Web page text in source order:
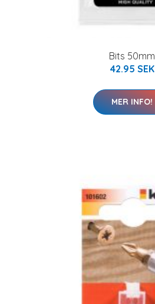
Bits 50mm
42.95 SEK
MER INFO!